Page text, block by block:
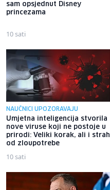
sam opsjednut Disney
princezama
10 sati
NAUČNICI UPOZORAVAJU
Umjetna inteligencija stvorila
nove viruse koji ne postoje u
prirodi: Veliki korak, ali i strah
od zloupotrebe
10 sati